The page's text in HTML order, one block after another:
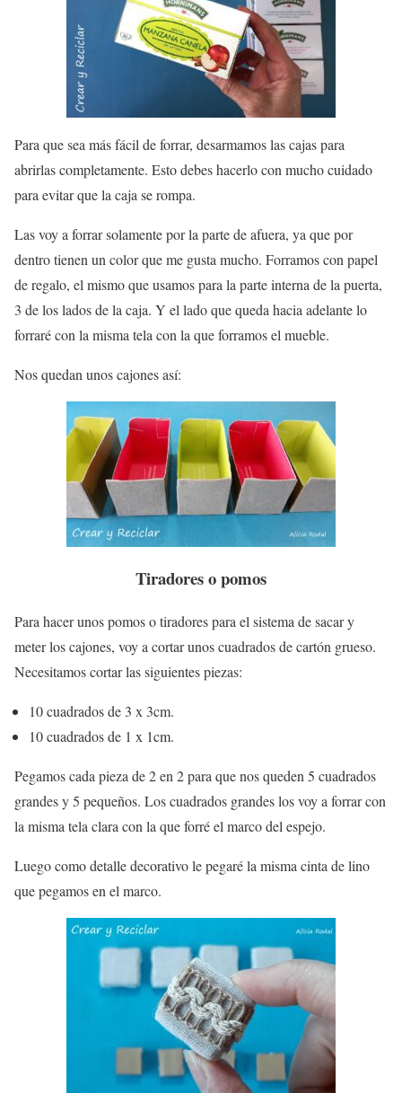
Para que sea más fácil de forrar, desarmamos las cajas para
abrirlas completamente. Esto debes hacerlo con mucho cuidado
para evitar que la caja se rompa.
Las voy a forrar solamente por la parte de afuera, ya que por
dentro tienen un color que me gusta mucho. Forramos con papel
de regalo, el mismo que usamos para la parte interna de la puerta,
3 de los lados de la caja. Y el lado que queda hacia adelante lo
forraré con la misma tela con la que forramos el mueble.
Nos quedan unos cajones así:
Tiradores o pomos
Para hacer unos pomos o tiradores para el sistema de sacar y
meter los cajones, voy a cortar unos cuadrados de cartón grueso.
Necesitamos cortar las siguientes piezas:
10 cuadrados de 3 x 3cm.
10 cuadrados de 1 x 1cm.
Pegamos cada pieza de 2 en 2 para que nos queden 5 cuadrados
grandes y 5 pequeños. Los cuadrados grandes los voy a forrar con
la misma tela clara con la que forré el marco del espejo.
Luego como detalle decorativo le pegaré la misma cinta de lino
que pegamos en el marco.